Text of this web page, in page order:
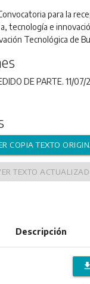
para la
tecnología e
Tecnológica de
DE PARTE. 11/07/
COPIA TEXTO
TEXTO
Descripción
file_download